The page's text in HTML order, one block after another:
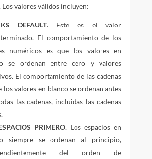
Los valores válidos incluyen:
DEFAULT. Este es el valor
El comportamiento de los
numéricos es que los valores en
se ordenan entre cero y valores
El comportamiento de las cadenas
los valores en blanco se ordenan antes
las cadenas, incluidas las cadenas
PRIMERO. Los espacios en
siempre se ordenan al principio,
del orden de